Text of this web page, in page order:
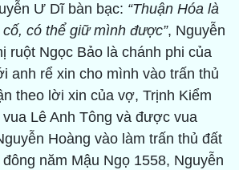
Ư Dĩ bàn bạc: “Thuận Hóa là
có thể giữ mình được”, Nguyễn
ruột Ngọc Bảo là chánh phi của
anh rể xin cho mình vào trấn thủ
theo lời xin của vợ, Trịnh Kiểm
Lê Anh Tông và được vua
Hoàng vào làm trấn thủ đất
năm Mậu Ngọ 1558, Nguyễn